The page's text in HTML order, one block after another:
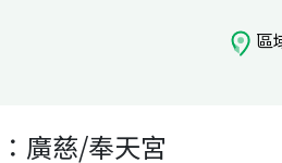
區
廣慈/奉天宮